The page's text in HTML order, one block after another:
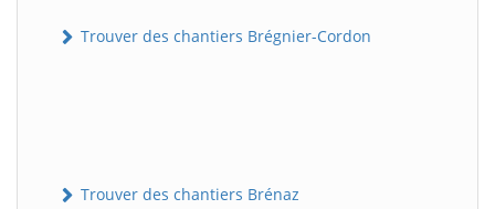
Trouver des chantiers Brégnier-Cordon
Trouver des chantiers Brénaz